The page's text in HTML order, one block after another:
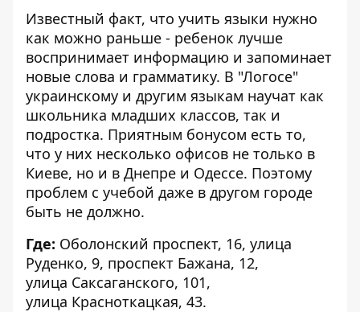
Известный факт, что учить языки нужно
как можно раньше - ребенок лучше
воспринимает информацию и запоминает
новые слова и грамматику. В "Логосе"
украинскому и другим языкам научат как
школьника младших классов, так и
подростка. Приятным бонусом есть то,
что у них несколько офисов не только в
Киеве, но и в Днепре и Одессе. Поэтому
проблем с учебой даже в другом городе
быть не должно.
Где: Оболонский проспект, 16, улица
Руденко, 9, проспект Бажана, 12,
улица Саксаганского, 101,
улица Красноткацкая, 43.